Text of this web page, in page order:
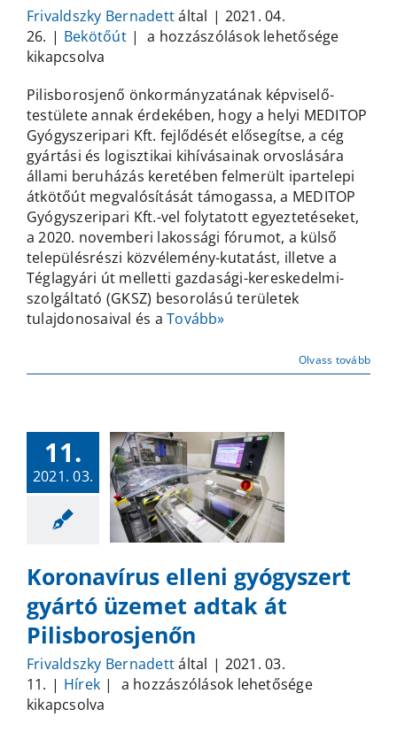
Frivaldszky Bernadettáltal | 2021. 04.
26. | Bekötőút | Közlemény
átkötőút
bejegyzéshez
a hozzászólások lehetősége
kikapcsolva
Pilisborosjenő önkormányzatának képviselő-
testülete annak érdekében, hogy a helyi MEDITOP
Gyógyszeripari Kft. fejlődését elősegítse, a cég
gyártási és logisztikai kihívásainak orvoslására
állami beruházás keretében felmerült ipartelepi
átkötőút megvalósítását támogassa, a MEDITOP
Gyógyszeripari Kft.-vel folytatott egyeztetéseket,
a 2020. novemberi lakossági fórumot, a külső
településrészi közvélemény-kutatást, illetve a
Téglagyári út melletti gazdasági-kereskedelmi-
szolgáltató (GKSZ) besorolású területek
tulajdonosaival és aTovább»
Olvass tovább
11.
2021. 03.
Koronavírus elleni gyógyszert
gyártó üzemet adtak át
Pilisborosjenőn
Frivaldszky Bernadettáltal | 2021. 03.
11. | Hírek |
Koronavírus
a hozzászólások lehetősége
kikapcsolva